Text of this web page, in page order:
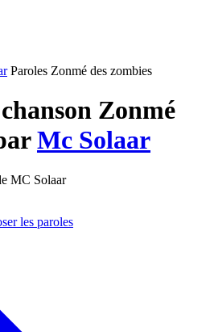
Paroles Zonmé des zombies
Zonmé
Mc Solaar
MC Solaar
les paroles